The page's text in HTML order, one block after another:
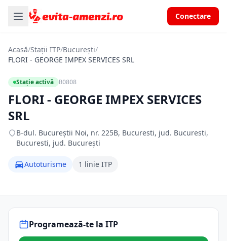
Conectare
Acasă/Stații ITP/București/
FLORI - GEORGE IMPEX SERVICES SRL
Stație activă B0808
FLORI - GEORGE IMPEX SERVICES
SRL
B-dul. Bucureştii Noi, nr. 225B, Bucuresti, jud. Bucuresti,
Bucuresti, jud. București
Autoturisme 1 linie ITP
Programează-te la ITP